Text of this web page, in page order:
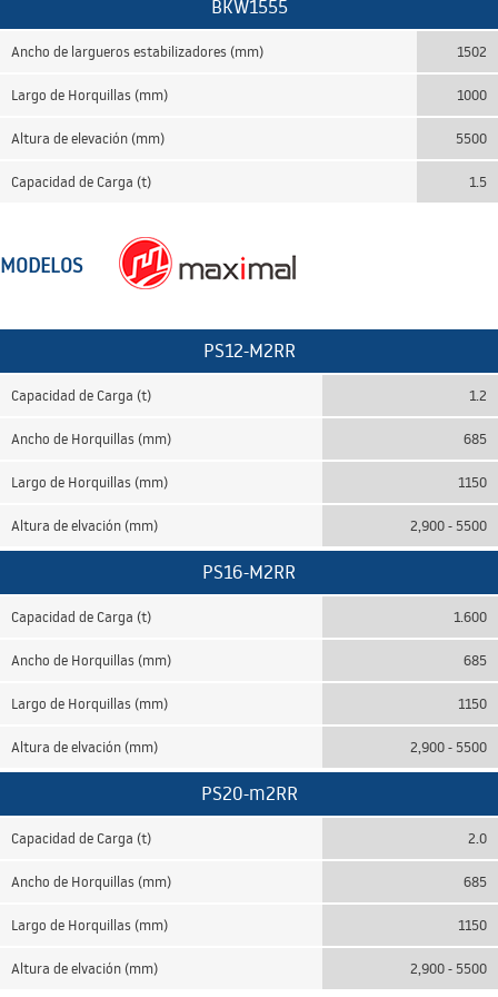
BKW1555
Ancho de largueros estabilizadores (mm) 1502
Largo de Horquillas (mm) 1000
Altura de elevación (mm) 5500
Capacidad de Carga (t) 1.5
MODELOS
PS12-M2RR
Capacidad de Carga (t) 1.2
Ancho de Horquillas (mm) 685
Largo de Horquillas (mm) 1150
Altura de elvación (mm) 2,900 - 5500
PS16-M2RR
Capacidad de Carga (t) 1.600
Ancho de Horquillas (mm) 685
Largo de Horquillas (mm) 1150
Altura de elvación (mm) 2,900 - 5500
PS20-m2RR
Capacidad de Carga (t) 2.0
Ancho de Horquillas (mm) 685
Largo de Horquillas (mm) 1150
Altura de elvación (mm) 2,900 - 5500